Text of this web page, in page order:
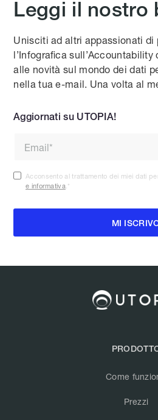
Leggi il nostro
Unisciti ad altri appassionati di
l’Infografica
alle novità sul mondo dei dati
nella tua e-mail. Una volta al
Aggiornati su UTOPIA!
Acconsento al trattamento dei miei dati
e informativa *
Come
Prezzi